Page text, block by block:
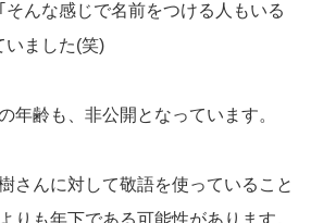
んな感じで名前をつける人もいる
ました(笑)
年齢も、非公開となっています。
さんに対して敬語を使っていること